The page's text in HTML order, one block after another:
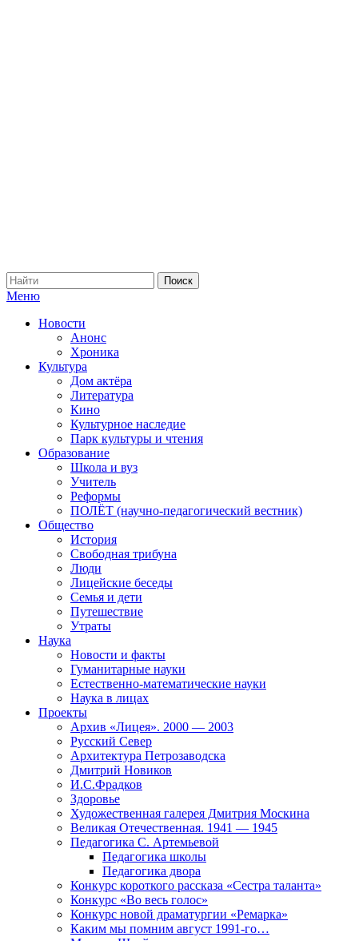
Меню
Новости
Анонс
Хроника
Культура
Дом актёра
Литература
Кино
Культурное наследие
Парк культуры и чтения
Образование
Школа и вуз
Учитель
Реформы
ПОЛЁТ (научно-педагогический вестник)
Общество
История
Свободная трибуна
Люди
Лицейские беседы
Семья и дети
Путешествие
Утраты
Наука
Новости и факты
Гуманитарные науки
Естественно-математические науки
Наука в лицах
Проекты
Архив «Лицея». 2000 — 2003
Русский Север
Архитектура Петрозаводска
Дмитрий Новиков
И.С.Фрадков
Здоровье
Художественная галерея Дмитрия Москина
Великая Отечественная. 1941 — 1945
Педагогика С. Артемьевой
Педагогика школы
Педагогика двора
Конкурс короткого рассказа «Сестра таланта»
Конкурс «Во весь голос»
Конкурс новой драматургии «Ремарка»
Каким мы помним август 1991-го…